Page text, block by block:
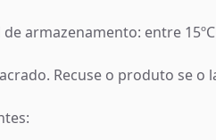
armazenamento: entre 15ºC
Recuse o produto se o